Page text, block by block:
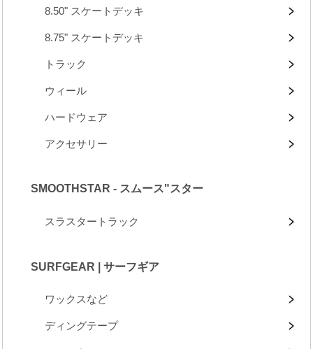
8.50" スケートデッキ
8.75" スケートデッキ
トラック
ウィール
ハードウェア
アクセサリー
SMOOTHSTAR - スムース"スター
スラスタートラック
SURFGEAR | サーフギア
ワックスなど
ディングテープ